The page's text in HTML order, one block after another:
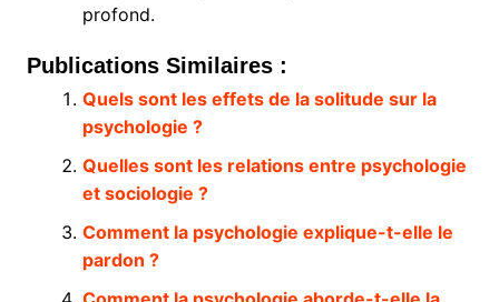
profond.
Publications Similaires :
Quels sont les effets de la solitude sur la
psychologie ?
Quelles sont les relations entre psychologie
et sociologie ?
Comment la psychologie explique-t-elle le
pardon ?